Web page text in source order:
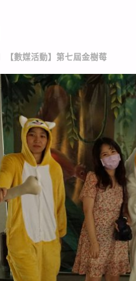
【數媒活動】第七屆金樹莓